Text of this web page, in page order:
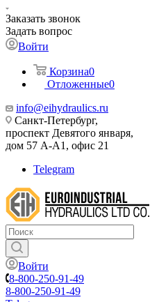
Заказать звонок
Задать вопрос
Войти
Корзина0
Отложенные0
info@eihydraulics.ru
Санкт-Петербург,
проспект Девятого января,
дом 57 А-А1, офис 21
Telegram
Войти
8-800-250-91-49
8-800-250-91-49